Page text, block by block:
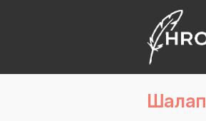
Шалап